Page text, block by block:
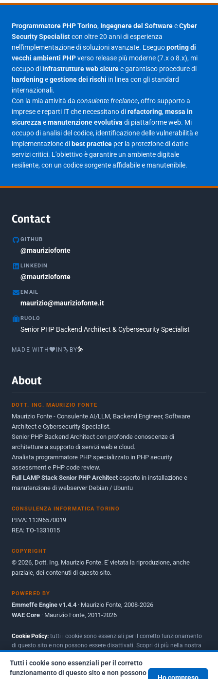
Agosto 2025 1
23
Giugno 2025
Maggio 2025 27
Aprile 2025
Marzo 2025
Febbraio 2025 17
Gennaio 2025
Giugno 2023
Maggio 2023
Agosto 2020
Marzo 2018
Febbraio 2018
Marzo 2017
Luglio 2016
Febbraio 2016
Giugno 2012
Maggio 2011
Dicembre 2010
Ottobre 2010
Maggio 2010
Giugno 2009
Programmatore PHP Torino, Ingegnere del SoftwareeCyber
Security Specialistcon oltre 20 anni di esperienza
nell'implementazione di soluzioni avanzate. Eseguoporting di
vecchi ambienti PHPverso release più moderne (7.x o 8.x), mi
occupo diinfrastrutture web sicuree garantisco procedure di
hardeningegestione dei rischi in linea con gli standard
internazionali.
Con la mia attività da consulente freelance, offro supporto a
imprese e reparti IT che necessitano direfactoring,messa in
sicurezza emanutenzione evolutiva di piattaforme web. Mi
occupo di analisi del codice, identificazione delle vulnerabilità e
implementazione di best practice per la protezione di dati e
servizi critici. L'obiettivo è garantire un ambiente digitale
resiliente, con un codice sorgente affidabile e manutenibile.
Contact
GITHUB
@mauriziofonte
LINKEDIN
@mauriziofonte
EMAIL
maurizio@mauriziofonte.it
RUOLO
Senior PHP Backend Architect & Cybersecurity Specialist
MADE WITH IN BY
About
DOTT. ING. MAURIZIO FONTE
Maurizio Fonte - Consulente AI/LLM, Backend Engineer, Software
Architect e Cybersecurity Specialist.
Senior PHP Backend Architect con profonde conoscenze di
architetture a supporto di servizi web e cloud.
Analista programmatore PHP specializzato in PHP security
assessment e PHP code review.
Full LAMP Stack Senior PHP Architect esperto in installazione e
manutenzione di webserver Debian / Ubuntu
CONSULENZA INFORMATICA TORINO
P.IVA: 11396570019
REA: TO-1331015
COPYRIGHT
© 2026, Dott. Ing. Maurizio Fonte. E' vietata la riproduzione, anche
parziale, dei contenuti di questo sito.
POWERED BY
Emmeffe Engine v1.4.4 · Maurizio Fonte, 2008-2026
WAE Core · Maurizio Fonte, 2011-2026
Cookie Policy: tutti i cookie sono essenziali per il corretto funzionamento
di questo sito e non possono essere disattivati. Scopri di più nella nostra
Tutti i cookie sono essenziali per il corretto
funzionamento di questo sito e non possono